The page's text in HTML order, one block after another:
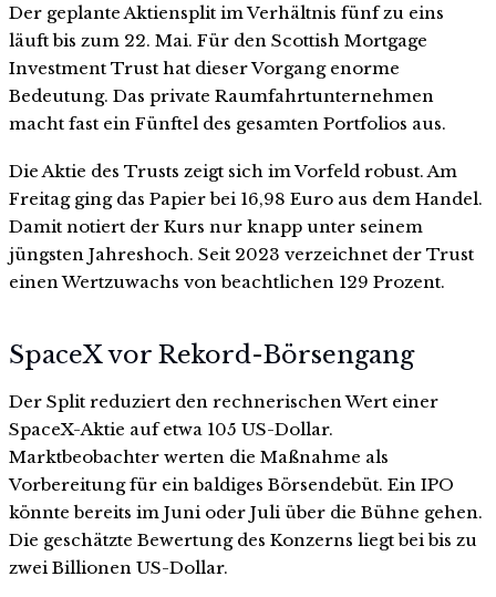
Der geplante Aktiensplit im Verhältnis fünf zu eins
läuft bis zum 22. Mai. Für den Scottish Mortgage
Investment Trust hat dieser Vorgang enorme
Bedeutung. Das private Raumfahrtunternehmen
macht fast ein Fünftel des gesamten Portfolios aus.
Die Aktie des Trusts zeigt sich im Vorfeld robust. Am
Freitag ging das Papier bei 16,98 Euro aus dem Handel.
Damit notiert der Kurs nur knapp unter seinem
jüngsten Jahreshoch. Seit 2023 verzeichnet der Trust
einen Wertzuwachs von beachtlichen 129 Prozent.
SpaceX vor Rekord-Börsengang
Der Split reduziert den rechnerischen Wert einer
SpaceX-Aktie auf etwa 105 US-Dollar.
Marktbeobachter werten die Maßnahme als
Vorbereitung für ein baldiges Börsendebüt. Ein IPO
könnte bereits im Juni oder Juli über die Bühne gehen.
Die geschätzte Bewertung des Konzerns liegt bei bis zu
zwei Billionen US-Dollar.